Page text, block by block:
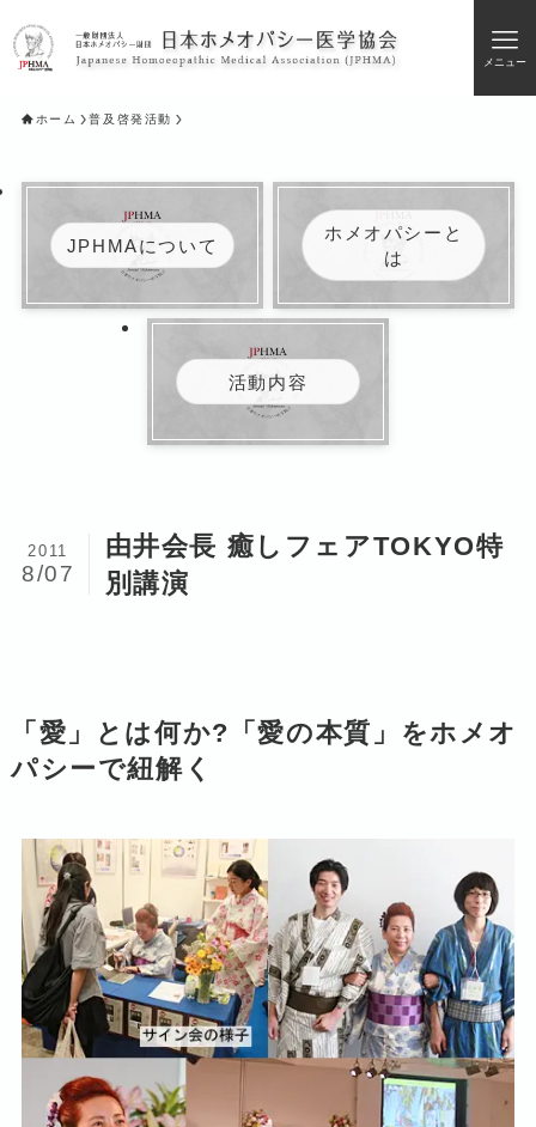
メニュー
ホーム 普及啓発活動
JPHMAについて
ホメオパシーと
は
活動内容
由井会長 癒しフェアTOKYO特
別講演
2011
8/07
「愛」とは何か?「愛の本質」をホメオ
パシーで紐解く